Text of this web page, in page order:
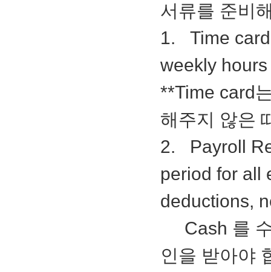
서류를 준비
1. Time
weekly
**Time card
해주지 않은
2. Payroll
period for all
deductions,
Cash 를 수
인을 받아야